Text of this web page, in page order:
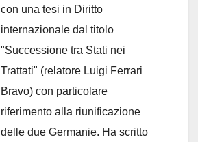
con una tesi in Diritto
internazionale dal titolo
"Successione tra Stati nei
Trattati" (relatore Luigi Ferrari
Bravo) con particolare
riferimento alla riunificazione
delle due Germanie. Ha scritto